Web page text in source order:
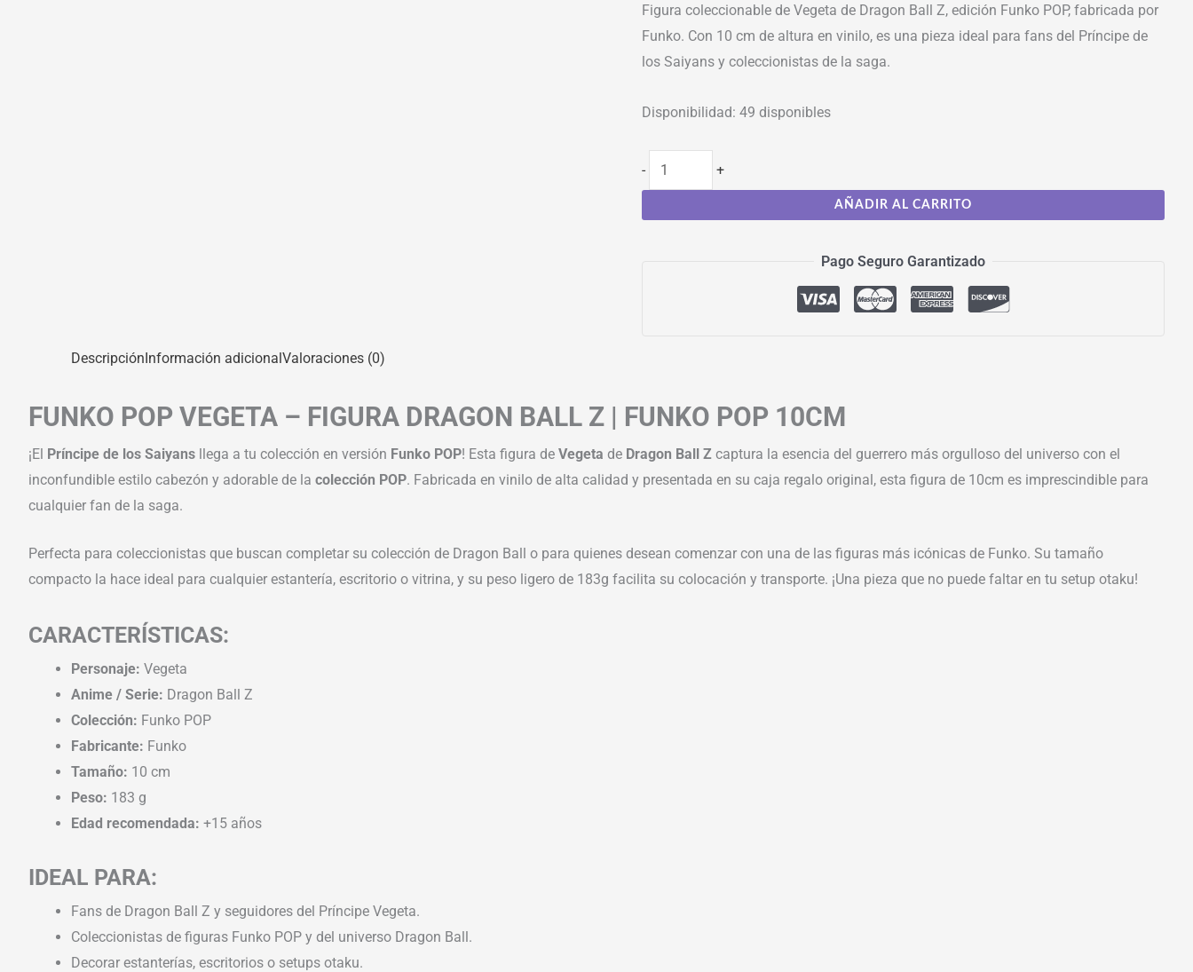
Figura coleccionable de Vegeta de Dragon Ball Z, edición Funko POP, fabricada por
Funko. Con 10 cm de altura en vinilo, es una pieza ideal para fans del Príncipe de
los Saiyans y coleccionistas de la saga.
Disponibilidad: 49 disponibles
- +
AÑADIR AL CARRITO
Pago Seguro Garantizado
DescripciónInformación adicionalValoraciones (0)
FUNKO POP VEGETA – FIGURA DRAGON BALL Z | FUNKO POP 10CM
¡El Príncipe de los Saiyans llega a tu colección en versión Funko POP! Esta figura de Vegeta de Dragon Ball Z captura la esencia del guerrero más orgulloso del universo con el
inconfundible estilo cabezón y adorable de la colección POP. Fabricada en vinilo de alta calidad y presentada en su caja regalo original, esta figura de 10cm es imprescindible para
cualquier fan de la saga.
Perfecta para coleccionistas que buscan completar su colección de Dragon Ball o para quienes desean comenzar con una de las figuras más icónicas de Funko. Su tamaño
compacto la hace ideal para cualquier estantería, escritorio o vitrina, y su peso ligero de 183g facilita su colocación y transporte. ¡Una pieza que no puede faltar en tu setup otaku!
CARACTERÍSTICAS:
Personaje: Vegeta
Anime / Serie: Dragon Ball Z
Colección: Funko POP
Fabricante: Funko
Tamaño: 10 cm
Peso: 183 g
Edad recomendada: +15 años
IDEAL PARA:
Fans de Dragon Ball Z y seguidores del Príncipe Vegeta.
Coleccionistas de figuras Funko POP y del universo Dragon Ball.
Decorar estanterías, escritorios o setups otaku.